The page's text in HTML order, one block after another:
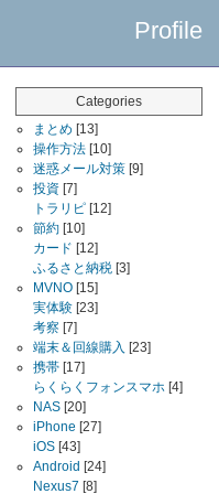
Profile
Categories
まとめ [13]
操作方法 [10]
迷惑メール対策 [9]
投資 [7]
トラリピ [12]
節約 [10]
カード [12]
ふるさと納税 [3]
MVNO [15]
実体験 [23]
考察 [7]
端末＆回線購入 [23]
携帯 [17]
らくらくフォンスマホ [4]
NAS [20]
iPhone [27]
iOS [43]
Android [24]
Nexus7 [8]